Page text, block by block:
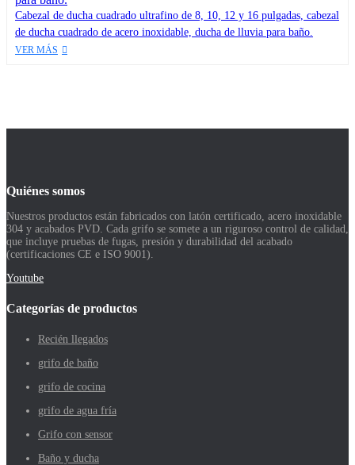
Cabezal de ducha cuadrado ultrafino de 8, 10, 12 y 16 pulgadas, cabezal
de ducha cuadrado de acero inoxidable, ducha de lluvia para baño.
VER MÁS
Quiénes somos
Nuestros productos están fabricados con latón certificado, acero inoxidable
304 y acabados PVD. Cada grifo se somete a un riguroso control de calidad,
que incluye pruebas de fugas, presión y durabilidad del acabado
(certificaciones CE e ISO 9001).
Youtube
Categorías de productos
Recién llegados
grifo de baño
grifo de cocina
grifo de agua fría
Grifo con sensor
Baño y ducha